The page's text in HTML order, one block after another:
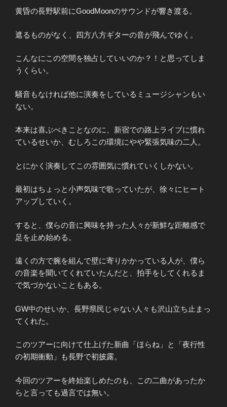
黄昏の長野駅前にGoodMoonのサウンドが響き渡る。
遮るものがなく、四方八方ギターの音が飛んでゆく。
こんなにこの空間を独占していいのか？！と思ってしま
うくらい。
騒音もなければ他に演奏をしているミュージシャンもい
ない。
本来は喜ぶべきことなのに、新宿での路上ライブに慣れ
ているせいか、むしろこの環境にやや緊張気味の二人。
とにかく演奏してこの雰囲気に慣れていくしかない。
最初はちょっと小声気味で歌っていたが、徐々にヒート
アップしていく。
すると、僕らの音に興味を持った人々が新鮮な距離感で
足を止め始める。
遠くの方で腕を組んで壁に寄りかかっている人が、僕ら
の音楽を聞いてくれていたんだと、拍手をしてくれるま
で気づかないこともある。
GW中のせいか、長野県民じゃない人々も沢山立ち止まっ
てくれた。
このツアーに向けて仕上げた新曲「ほらね」と「夜行性
の初期衝動」も長野で初披露。
今回のツアーを終始楽しめたのも、この二曲があったか
らと言っても過言では無い。